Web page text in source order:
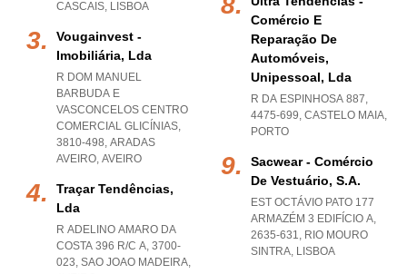
CASCAIS, LISBOA
Vougainvest -
Imobiliária, Lda
R DOM MANUEL
BARBUDA E
VASCONCELOS CENTRO
COMERCIAL GLICÍNIAS,
3810-498, ARADAS
AVEIRO, AVEIRO
Traçar Tendências,
Lda
R ADELINO AMARO DA
COSTA 396 R/C A, 3700-
023, SAO JOAO MADEIRA,
Comércio E
Reparação De
Automóveis,
Unipessoal, Lda
R DA ESPINHOSA 887,
4475-699, CASTELO MAIA,
PORTO
Sacwear - Comércio
De Vestuário, S.a.
EST OCTÁVIO PATO 177
ARMAZÉM 3 EDIFÍCIO A,
2635-631, RIO MOURO
SINTRA, LISBOA